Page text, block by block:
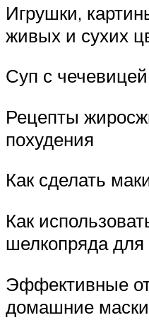
Игрушки,
живых и сухих
Суп с чечевицей
Рецепты
похудения
Как сделать
Как
шелкопряда
Эффективные
домашние